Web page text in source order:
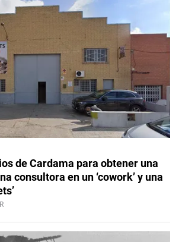
de Cardama para obtener una
consultora en un ‘cowork’ y una